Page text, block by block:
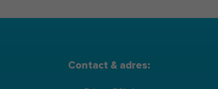
Contact & adres: